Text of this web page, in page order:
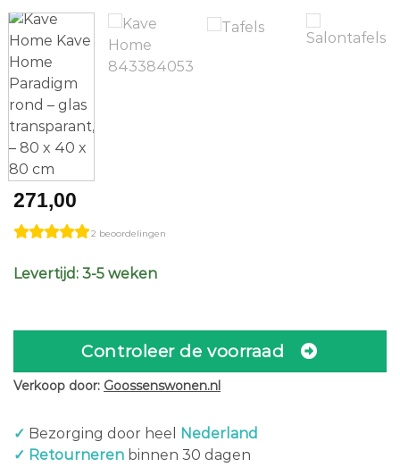
271,00
2 beoordelingen
Levertijd: 3-5 weken
Controleer de voorraad
Verkoop door: Goossenswonen.nl
✓ Bezorging door heel
Nederland
✓ Retourneren binnen 30 dagen